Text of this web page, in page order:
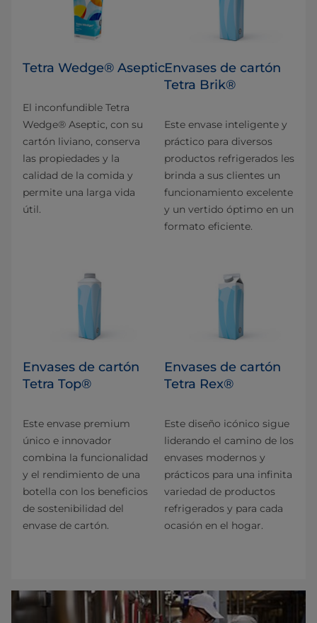
Tetra Wedge® Aseptic
El inconfundible Tetra
Wedge® Aseptic, con su
cartón liviano, conserva
las propiedades y la
calidad de la comida y
permite una larga vida
útil.
Envases de cartón
Tetra Brik®
Este envase inteligente y
práctico para diversos
productos refrigerados les
brinda a sus clientes un
funcionamiento excelente
y un vertido óptimo en un
formato eficiente.
Envases de cartón
Tetra Top®
Este envase premium
único e innovador
combina la funcionalidad
y el rendimiento de una
botella con los beneficios
de sostenibilidad del
envase de cartón.
Envases de cartón
Tetra Rex®
Este diseño icónico sigue
liderando el camino de los
envases modernos y
prácticos para una infinita
variedad de productos
refrigerados y para cada
ocasión en el hogar.